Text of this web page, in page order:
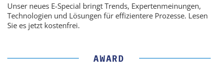
Unser neues E-Special bringt Trends, Expertenmeinungen,
Technologien und Lösungen für effizientere Prozesse. Lesen
Sie es jetzt kostenfrei.
AWARD